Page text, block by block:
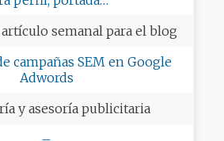
semanal para el blog
campañas SEM en Google
Adwords
y asesoría publicitaria